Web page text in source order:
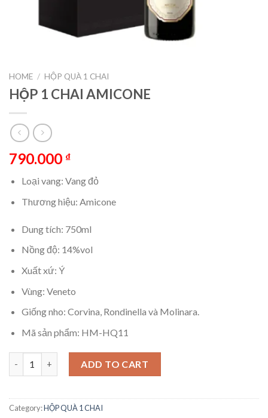
HOME / HỘP QUÀ 1 CHAI
HỘP 1 CHAI AMICONE
790.000 ₫
Loại vang: Vang đỏ
Thương hiệu: Amicone
Dung tích: 750ml
Nồng độ: 14%vol
Xuất xứ: Ý
Vùng: Veneto
Giống nho: Corvina, Rondinella và Molinara.
Mã sản phẩm: HM-HQ11
ADD TO CART
Category:HỘP QUÀ 1 CHAI